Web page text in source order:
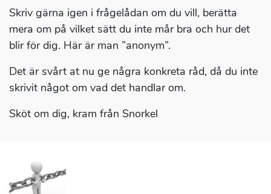
Skriv gärna igen i frågelådan om du vill, berätta
mera om på vilket sätt du inte mår bra och hur det
blir för dig. Här är man ”anonym”.
Det är svårt at nu ge några konkreta råd, då du inte
skrivit något om vad det handlar om.
Sköt om dig, kram från Snorkel